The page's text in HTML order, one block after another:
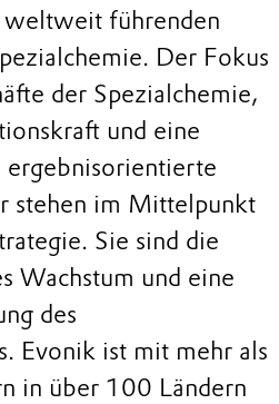
weltweit führenden
Der Fokus
der Spezialchemie,
und eine
ergebnisorientierte
stehen im Mittelpunkt
Sie sind die
Wachstum und eine
des
Evonik ist mit mehr als
in über 100 Ländern